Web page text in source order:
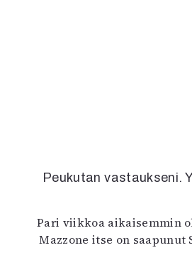
Peukutan vastaukseni.
Pari viikkoa aikaisemmin
Mazzone itse on